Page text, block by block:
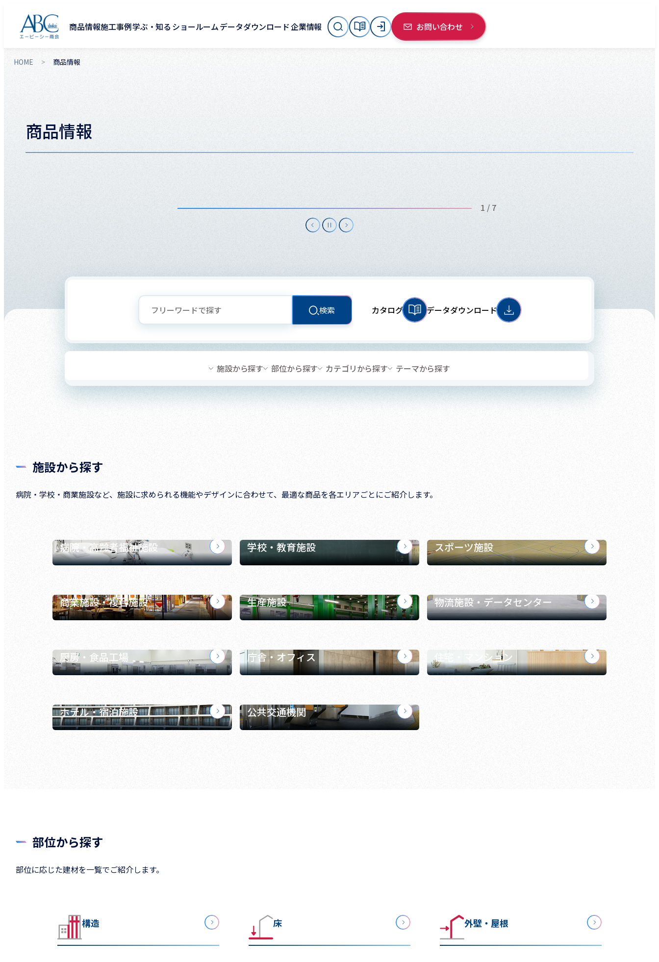
商品情報施工事例学ぶ・知る ショールームデータダウンロード企業情報 お問い合わせ
HOME 商品情報
商品情報
2 / 7
検索 カタログ データダウンロード
施設から探す 部位から探す カテゴリから探す テーマから探す
施設から探す
病院・学校・商業施設など、施設に求められる機能やデザインに合わせて、最適な商品を各エリアごとにご紹介します。
病院・高齢者福祉施設 学校・教育施設 スポーツ施設
商業施設・複合施設 生産施設 物流施設・データセンター
厨房・食品工場 庁舎・オフィス 住宅・マンション
ホテル・宿泊施設 公共交通機関
部位から探す
部位に応じた建材を一覧でご紹介します。
構造 床 外壁・屋根